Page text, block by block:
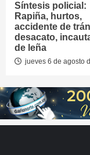
Síntesis policial:
Rapiña, hurtos,
accidente de
desacato,
de leña
jueves 6 de agosto